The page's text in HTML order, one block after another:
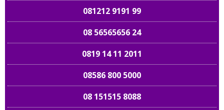
081212 9191 99
08 56565656 24
0819 14 11 2011
08586 800 5000
08 151515 8088